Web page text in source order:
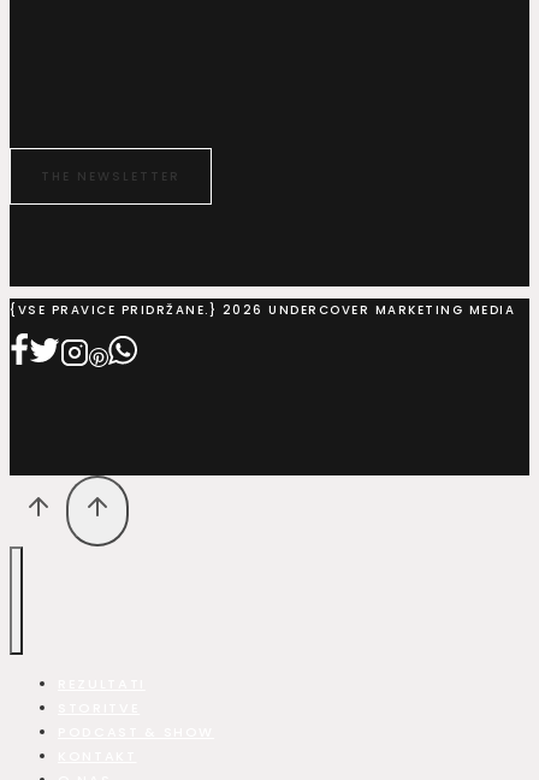
THE NEWSLETTER
{VSE PRAVICE PRIDRŽANE.} 2026 UNDERCOVER MARKETING MEDIA